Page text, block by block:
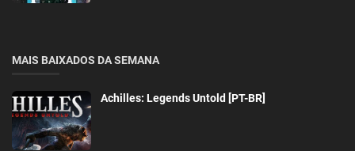
MAIS BAIXADOS DA SEMANA
Achilles: Legends Untold [PT-BR]